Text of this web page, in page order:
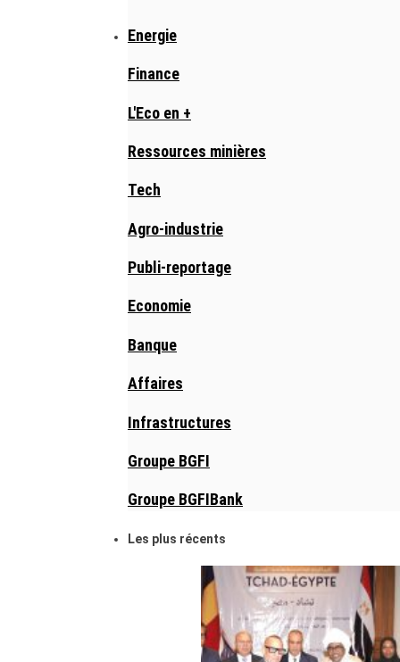
Energie
Finance
L'Eco en +
Ressources minières
Tech
Agro-industrie
Publi-reportage
Economie
Banque
Affaires
Infrastructures
Groupe BGFI
Groupe BGFIBank
Les plus récents